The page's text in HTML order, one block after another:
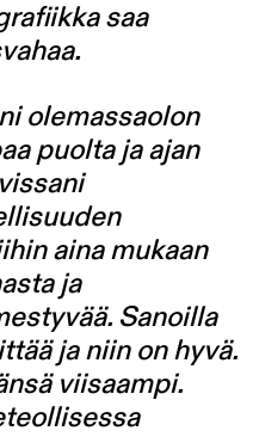
saa
olemassaolon
puolta ja ajan
aina mukaan
ja
Sanoilla
ja niin on hyvä.
viisaampi.